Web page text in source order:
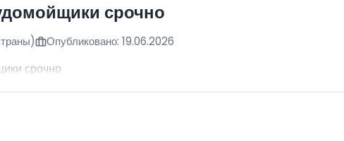
срочно
Опубликовано: 19.06.2026
срочно